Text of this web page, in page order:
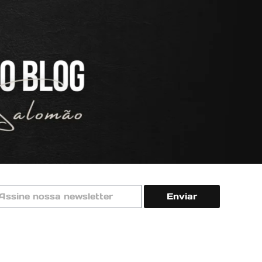
Enviar